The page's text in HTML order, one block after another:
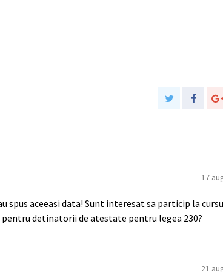
17
spus aceeasi data! Sunt interesat sa particip la
detinatorii de atestate pentru legea 230?
21